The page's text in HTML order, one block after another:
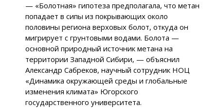
— «Болотная» гипотеза предполагала, что метан
попадает в сипы из покрывающих около
половины региона верховых болот, откуда он
мигрирует с грунтовыми водами. Болота —
основной природный источник метана на
территории Западной Сибири, — объяснил
Александр Сабреков, научный сотрудник НОЦ
«Динамика окружающей среды и глобальные
изменения климата» Югорского
государственного университета.